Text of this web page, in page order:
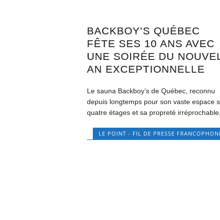
BACKBOY’S QUÉBEC
FÊTE SES 10 ANS AVEC
UNE SOIRÉE DU
AN EXCEPTIONNELLE
Le sauna Backboy’s de Québec, reconnu
depuis longtemps pour son vaste espace
quatre étages et sa propreté
LE POINT - FIL DE PRESSE